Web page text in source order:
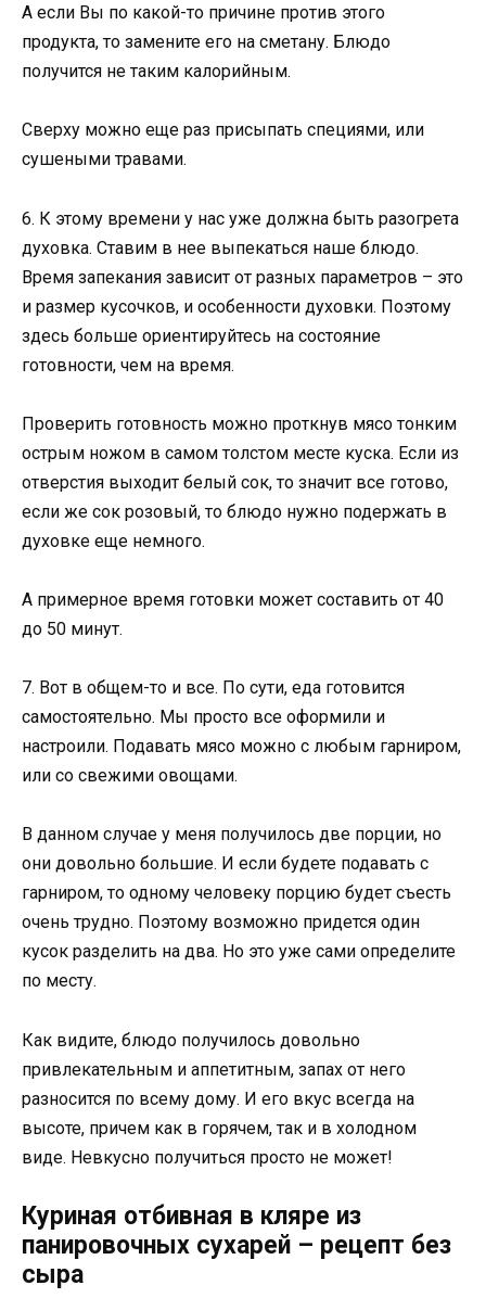
А если Вы по какой-то причине против этого
продукта, то замените его на сметану. Блюдо
получится не таким калорийным.
Сверху можно еще раз присыпать специями, или
сушеными травами.
6. К этому времени у нас уже должна быть разогрета
духовка. Ставим в нее выпекаться наше блюдо.
Время запекания зависит от разных параметров – это
и размер кусочков, и особенности духовки. Поэтому
здесь больше ориентируйтесь на состояние
готовности, чем на время.
Проверить готовность можно проткнув мясо тонким
острым ножом в самом толстом месте куска. Если из
отверстия выходит белый сок, то значит все готово,
если же сок розовый, то блюдо нужно подержать в
духовке еще немного.
А примерное время готовки может составить от 40
до 50 минут.
7. Вот в общем-то и все. По сути, еда готовится
самостоятельно. Мы просто все оформили и
настроили. Подавать мясо можно с любым гарниром,
или со свежими овощами.
В данном случае у меня получилось две порции, но
они довольно большие. И если будете подавать с
гарниром, то одному человеку порцию будет съесть
очень трудно. Поэтому возможно придется один
кусок разделить на два. Но это уже сами определите
по месту.
Как видите, блюдо получилось довольно
привлекательным и аппетитным, запах от него
разносится по всему дому. И его вкус всегда на
высоте, причем как в горячем, так и в холодном
виде. Невкусно получиться просто не может!
Куриная отбивная в кляре из
панировочных сухарей – рецепт без
сыра